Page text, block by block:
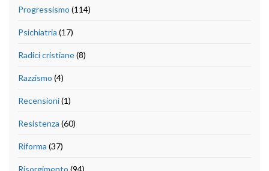
Progressismo (114)
Psichiatria (17)
Radici cristiane(8)
Razzismo (4)
Recensioni(1)
Resistenza (60)
Riforma (37)